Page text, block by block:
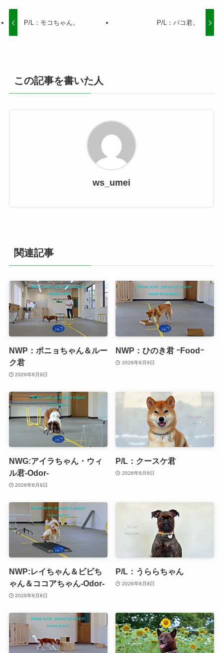
P/L：モコちゃん。 P/L：パコ君。
この記事を書いた人
ws_umei
関連記事
NWP：ポニョちゃん＆ルー
ク君
2026年8月9日
NWP：ひのき君 ｰFoodｰ
2026年8月9日
NWG:アイラちゃん・ウィ
ル君-Odor-
2026年8月9日
P/L：クースケ君
2026年8月8日
NWP:レイちゃん＆ビビち
ゃん＆ココアちゃん-Odor-
2026年8月8日
P/L：うららちゃん
2026年8月8日